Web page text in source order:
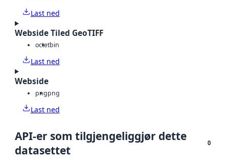
Last ned
Webside Tiled GeoTIFF
octetbin
Last ned
Webside
pngpng
Last ned
API-er som tilgjengeliggjør dette
datasettet
0